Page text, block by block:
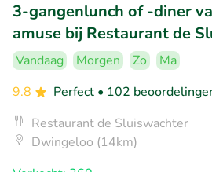
3-gangenlunch of -diner
amuse bij Restaurant de
Vandaag Morgen Zo
Ma
9.8
Perfect • 102
Restaurant de Sluiswachter
Dwingeloo (14km)